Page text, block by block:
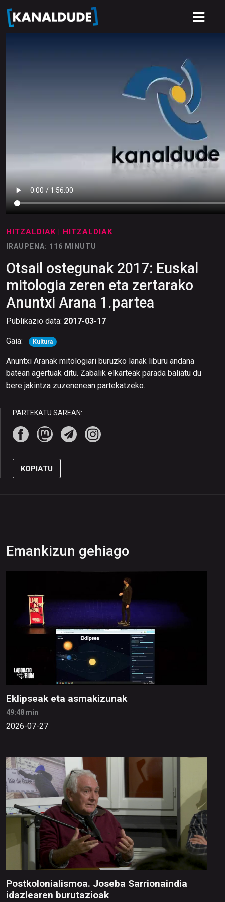
HITZALDIAK | HITZALDIAK
IRAUPENA: 116 MINUTU
Otsail ostegunak 2017: Euskal
mitologia zeren eta zertarako
Anuntxi Arana 1.partea
Publikazio data: 2017-03-17
Gaia: Kultura
Anuntxi Aranak mitologiari buruzko lanak liburu andana
batean agertuak ditu. Zabalik elkarteak parada baliatu du
bere jakintza zuzenenean partekatzeko.
PARTEKATU SAREAN:
KOPIATU
Emankizun gehiago
Eklipseak eta asmakizunak
49:48 min
2026-07-27
Postkolonialismoa. Joseba Sarrionaindia
idazlearen burutazioak